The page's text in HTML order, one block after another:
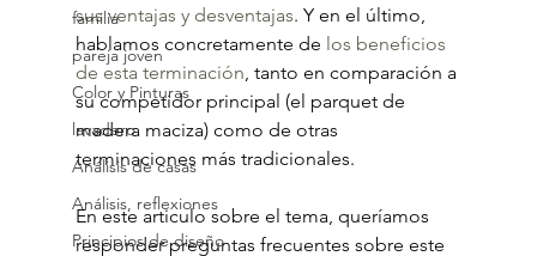
familia
pareja joven
Color y Pinturas
lavadero
Análisis de casas
Análisis, reflexiones
Principios de diseño
sus ventajas y desventajas. Y en el último,
hablamos concretamente de los beneficios
de esta terminación, tanto en comparación a
su competidor principal (el parquet de
madera maciza) como de otras
terminaciones más tradicionales.
En este articulo sobre el tema, queríamos
responder preguntas frecuentes sobre este